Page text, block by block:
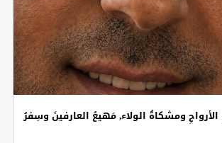
ومشكاةُ الولاء, مَهيعُ العارفينَ وسِفرُ